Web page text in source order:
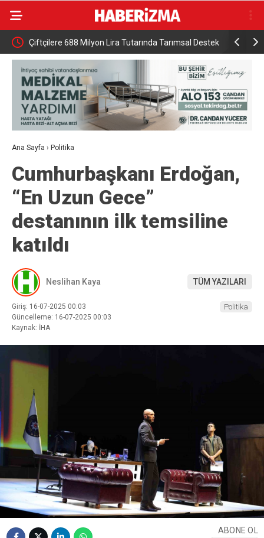
Çiftçilere 688 Milyon Lira Tutarında Tarımsal Destek
Ödemesi
DMM:
gerçek
Ana Sayfa › Politika
Cumhurbaşkanı Erdoğan,
“En Uzun Gece”
destanının ilk temsiline
katıldı
Neslihan Kaya TÜM YAZILARI
Giriş: 16-07-2025 00:03
Güncelleme: 16-07-2025 00:03
Kaynak: İHA
Politika
ABONE OL